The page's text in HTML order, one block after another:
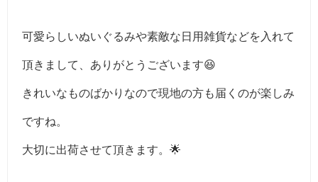
可愛らしいぬいぐるみや素敵な日用雑貨などを入れて
頂きまして、ありがとうございます😆
きれいなものばかりなので現地の方も届くのが楽しみ
ですね。
大切に出荷させて頂きます。🌟